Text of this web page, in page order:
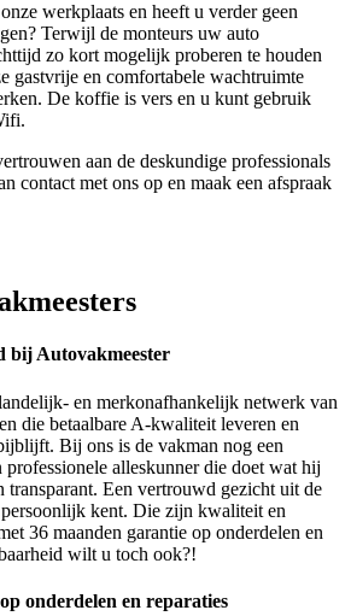
werkplaats en heeft u verder geen
Terwijl de monteurs uw auto
zo kort mogelijk proberen te houden
gastvrije en comfortabele wachtruimte
De koffie is vers en u kunt gebruik
aan de deskundige professionals
contact met ons op en maak een afspraak
bij Autovakmeester
en merkonafhankelijk netwerk van
die betaalbare A-kwaliteit leveren en
Bij ons is de vakman nog een
alleskunner die doet wat hij
Een vertrouwd gezicht uit de
kent. Die zijn kwaliteit en
36 maanden garantie op onderdelen en
wilt u toch ook?!
onderdelen en reparaties